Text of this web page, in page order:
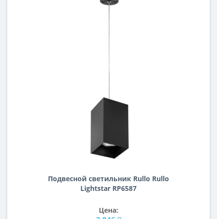
Подвесной светильник Rullo Rullo
Lightstar RP6587
Цена: